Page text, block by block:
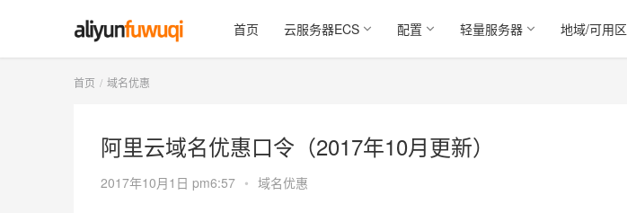
首页 云服务器ECS 配置 轻量服务器 地域/可用区
首页 域名优惠
阿里云域名优惠口令（2017年10月更新）
2017年10月1日 pm6:57 • 域名优惠